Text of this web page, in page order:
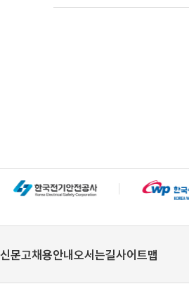
신문고채용안내오시는길사이트맵